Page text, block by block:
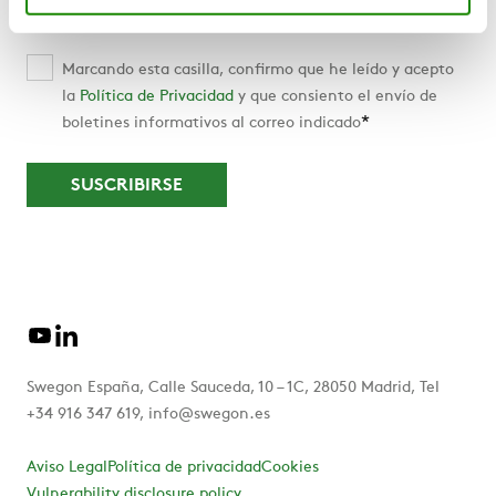
Marcando esta casilla, confirmo que he leído y acepto
la Política de Privacidad y que consiento el envío de
boletines informativos al correo indicado*
Swegon España, Calle Sauceda, 10 – 1C, 28050 Madrid, Tel
+34 916 347 619, info@swegon.es
Aviso LegalPolítica de privacidadCookies